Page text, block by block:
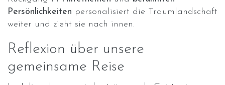
Persönlichkeiten personalisiert die Traumlandschaft
weiter und zieht sie nach innen.
Reflexion über unsere
gemeinsame Reise